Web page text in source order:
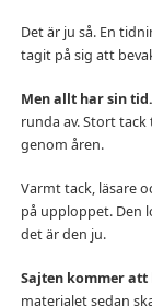
Det är ju så. En
tagit på sig att
Men allt har sin tid.
runda av. Stort
genom åren.
Varmt tack, läsare
på upploppet. Den
det är den ju.
Sajten kommer
materialet sedan